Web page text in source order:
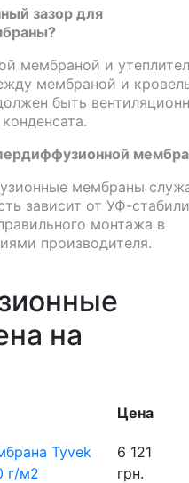
зазор для
мембраной и
мембраной и
быть
мембраны
зависит от УФ-
монтажа в
производителя.
на
Цена
Tyvek
г/м2
6 121
грн.